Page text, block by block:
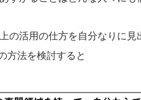
活用の仕方を自分なりに見
方法を検討すると